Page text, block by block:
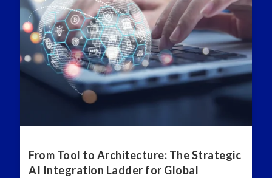
From Tool to Architecture: The Strategic
AI Integration Ladder for Global